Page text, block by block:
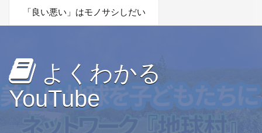
「良い悪い」はモノサシしだい
よくわかる
YouTube